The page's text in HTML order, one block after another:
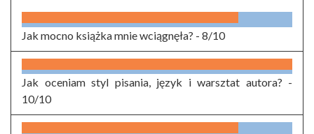
Jak mocno książka mnie wciągnęła? - 8/10
Jak oceniam styl pisania, język i warsztat autora? -
10/10